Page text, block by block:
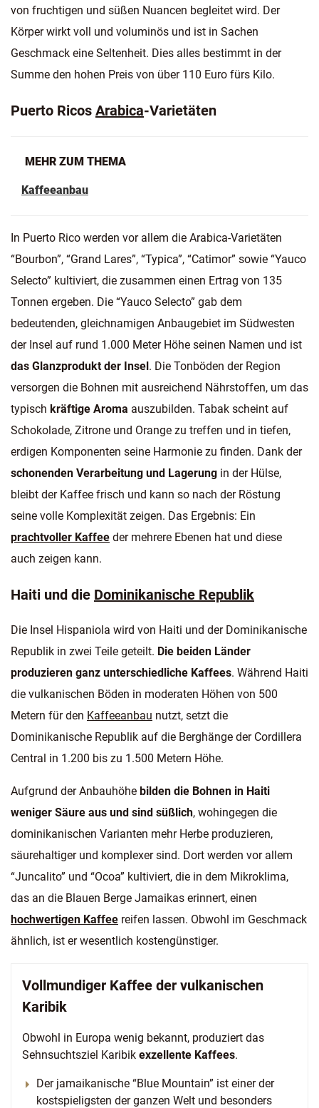
von fruchtigen und süßen Nuancen begleitet wird. Der
Körper wirkt voll und voluminös und ist in Sachen
Geschmack eine Seltenheit. Dies alles bestimmt in der
Summe den hohen Preis von über 110 Euro fürs Kilo.
Puerto Ricos Arabica-Varietäten
MEHR ZUM THEMA
Kaffeeanbau
In Puerto Rico werden vor allem die Arabica-Varietäten
“Bourbon”, “Grand Lares”, “Typica”, “Catimor” sowie “Yauco
Selecto” kultiviert, die zusammen einen Ertrag von 135
Tonnen ergeben. Die “Yauco Selecto” gab dem
bedeutenden, gleichnamigen Anbaugebiet im Südwesten
der Insel auf rund 1.000 Meter Höhe seinen Namen und ist
das Glanzprodukt der Insel. Die Tonböden der Region
versorgen die Bohnen mit ausreichend Nährstoffen, um das
typisch kräftige Aroma auszubilden. Tabak scheint auf
Schokolade, Zitrone und Orange zu treffen und in tiefen,
erdigen Komponenten seine Harmonie zu finden. Dank der
schonenden Verarbeitung und Lagerung in der Hülse,
bleibt der Kaffee frisch und kann so nach der Röstung
seine volle Komplexität zeigen. Das Ergebnis: Ein
prachtvoller Kaffee der mehrere Ebenen hat und diese
auch zeigen kann.
Haiti und die Dominikanische Republik
Die Insel Hispaniola wird von Haiti und der Dominikanische
Republik in zwei Teile geteilt. Die beiden Länder
produzieren ganz unterschiedliche Kaffees. Während Haiti
die vulkanischen Böden in moderaten Höhen von 500
Metern für den Kaffeeanbau nutzt, setzt die
Dominikanische Republik auf die Berghänge der Cordillera
Central in 1.200 bis zu 1.500 Metern Höhe.
Aufgrund der Anbauhöhe bilden die Bohnen in Haiti
weniger Säure aus und sind süßlich, wohingegen die
dominikanischen Varianten mehr Herbe produzieren,
säurehaltiger und komplexer sind. Dort werden vor allem
“Juncalito” und “Ocoa” kultiviert, die in dem Mikroklima,
das an die Blauen Berge Jamaikas erinnert, einen
hochwertigen Kaffee reifen lassen. Obwohl im Geschmack
ähnlich, ist er wesentlich kostengünstiger.
Vollmundiger Kaffee der vulkanischen
Karibik
Obwohl in Europa wenig bekannt, produziert das
Sehnsuchtsziel Karibik exzellente Kaffees.
Der jamaikanische “Blue Mountain” ist einer der
kostspieligsten der ganzen Welt und besonders